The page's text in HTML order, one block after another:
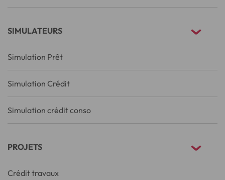
SIMULATEURS
Simulation Prêt
Simulation Crédit
Simulation crédit conso
PROJETS
Crédit travaux